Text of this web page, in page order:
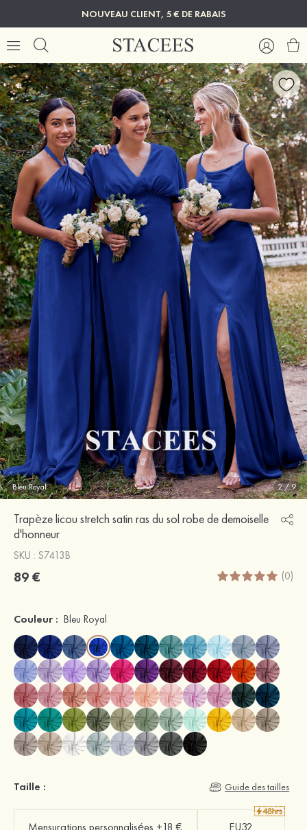
NOUVEAU CLIENT, 5 € DE RABAIS
Bleu Royal 2/9
Trapèze licou stretch satin ras du sol robe de demoiselle
d'honneur
SKU : S7413B
89 € (0)
Couleur : Bleu Royal
Taille : Guide des tailles
Mensurations personnalisées +18 € EU32